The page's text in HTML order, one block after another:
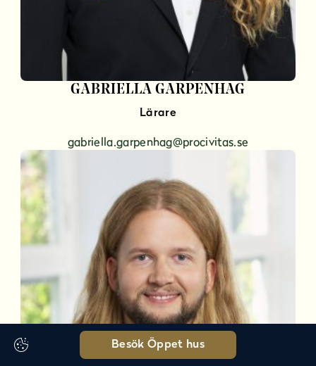
GABRIELLA GARPENHAG
Lärare
gabriella.garpenhag@procivitas.se
Besök Öppet hus